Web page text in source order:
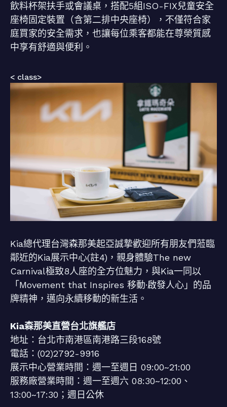
飲料杯架扶手或會議桌，搭配5組ISO-FIX兒童安全
座椅固定裝置（含第二排中央座椅），不僅符合家
庭買家的安全需求，也讓每位乘客都能在尊榮質感
中享有舒適與便利。
< class>
Kia總代理台灣森那美起亞誠摯歡迎所有朋友們蒞臨
鄰近的Kia展示中心(註4)，親身體驗The new
Carnival極致8人座的全方位魅力，與Kia一同以
「Movement that Inspires 移動·啟發人心」的品
牌精神，邁向永續移動的新生活。
Kia森那美直營台北旗艦店
地址：台北市南港區南港路三段168號
電話：(02)2792-9916
展示中心營業時間：週一至週日 09:00~21:00
服務廠營業時間：週一至週六 08:30~12:00、
13:00~17:30；週日公休